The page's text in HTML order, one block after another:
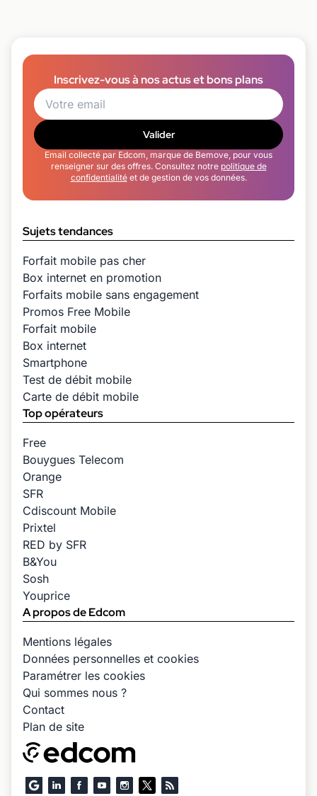
Inscrivez-vous à nos actus et bons plans
Valider
Email collecté par Edcom, marque de Bemove, pour vous
renseigner sur des offres. Consultez notre politique de
confidentialitéet de gestion de vos données.
Sujets tendances
Forfait mobile pas cher
Box internet en promotion
Forfaits mobile sans engagement
Promos Free Mobile
Forfait mobile
Box internet
Smartphone
Test de débit mobile
Carte de débit mobile
Top opérateurs
Free
Bouygues Telecom
Orange
SFR
Cdiscount Mobile
Prixtel
RED by SFR
B&You
Sosh
Youprice
A propos de Edcom
Mentions légales
Données personnelles et cookies
Paramétrer les cookies
Qui sommes nous ?
Contact
Plan de site